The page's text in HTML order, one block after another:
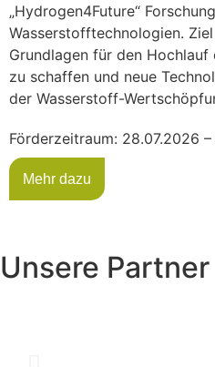
„Hydrogen4Future“
Wasserstofftechnologien.
Grundlagen für den
zu schaffen und neue
der Wasserstoff-
Förderzeitraum: 28.07.2026
Mehr dazu
Unsere Partner